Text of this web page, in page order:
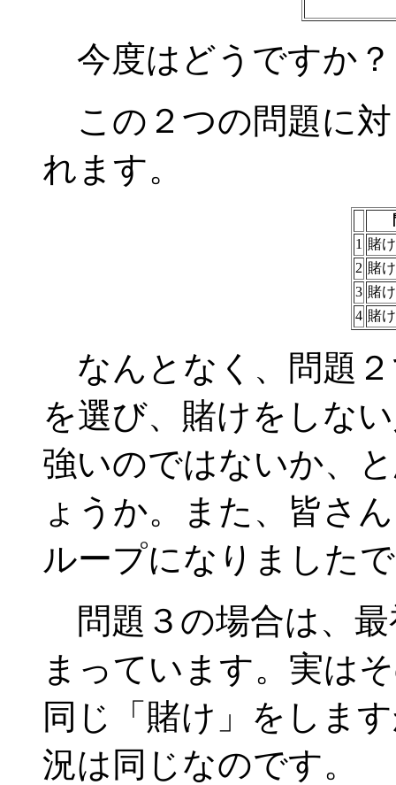
今度はどうですか？
この２つの問題に
れます。
1 賭
2 賭
3 賭
4 賭
なんとなく、問題
を選び、賭けをしな
強いのではないか、
ょうか。また、皆さ
ループになりました
問題３の場合は、
まっています。実は
同じ「賭け」をしま
況は同じなのです。